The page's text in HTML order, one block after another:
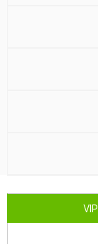
VIP